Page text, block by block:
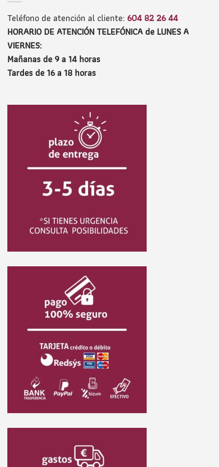
Teléfono de atención al cliente: 604 82 26 44
HORARIO DE ATENCIÓN TELEFÓNICA de LUNES A
VIERNES:
Mañanas de 9 a 14 horas
Tardes de 16 a 18 horas